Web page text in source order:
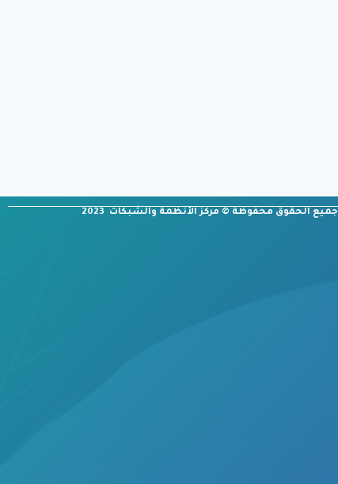
جميع الحقوق محفوظة © مركز الأنظمة والشبكات 2023